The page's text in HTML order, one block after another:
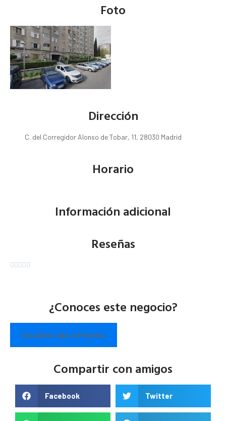
Foto
Dirección
C. del Corregidor Alonso de Tobar, 11, 28030 Madrid
Horario
Información adicional
Reseñas
    
¿Conoces este negocio?
ESCRIBE UNA OPINIÓN
Compartir con amigos
Facebook Twitter